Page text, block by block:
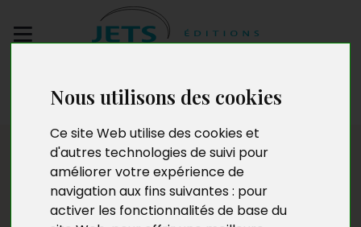
Nous utilisons des cookies
Ce site Web utilise des cookies et
d'autres technologies de suivi pour
améliorer votre expérience de
navigation aux fins suivantes : pour
activer les fonctionnalités de base du
manuscrit
Presse